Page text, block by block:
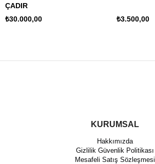
ÇADIR
₺30.000,00
₺3.500,00
KURUMSAL
Hakkımızda
Gizlilik Güvenlik Politikası
Mesafeli Satış Sözleşmesi